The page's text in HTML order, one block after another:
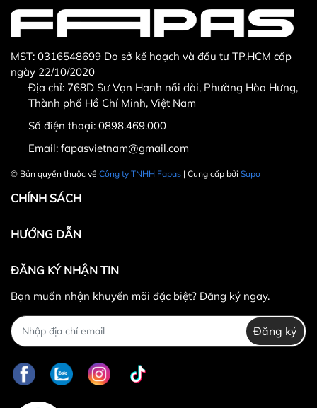
Hotline CSKH: 090 376 9205
Fanpage:FACEBOOK.COM/FAPAS.VN
MST: 0316548699 Do sở kế hoạch và đầu tư TP.HCM cấp
ngày 22/10/2020
Địa chỉ: 768D Sư Vạn Hạnh nối dài, Phường Hòa Hưng,
Thành phố Hồ Chí Minh, Việt Nam
Số điện thoại: 0898.469.000
Email: fapasvietnam@gmail.com
© Bản quyền thuộc về Công ty TNHH Fapas | Cung cấp bởi Sapo
CHÍNH SÁCH
HƯỚNG DẪN
ĐĂNG KÝ NHẬN TIN
Bạn muốn nhận khuyến mãi đặc biệt? Đăng ký ngay.
Đăng ký